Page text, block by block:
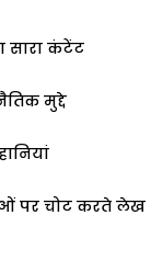
सारा कंटेंट
मुद्दे
पर चोट करते लेख